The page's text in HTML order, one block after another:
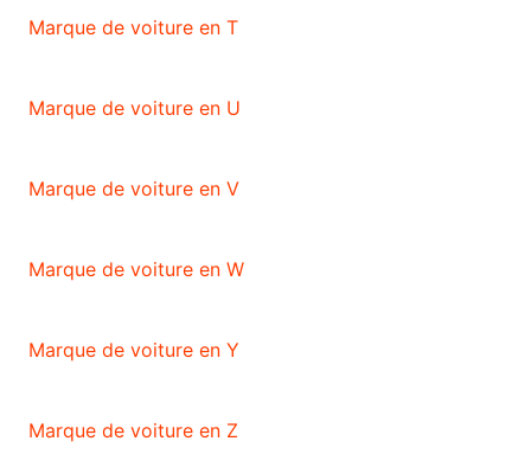
Marque de voiture en T
Marque de voiture en U
Marque de voiture en V
Marque de voiture en W
Marque de voiture en Y
Marque de voiture en Z